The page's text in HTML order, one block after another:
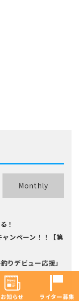
Monthly
！
ンペーン！！【第
りデビュー応援」
お知らせ ライター募集